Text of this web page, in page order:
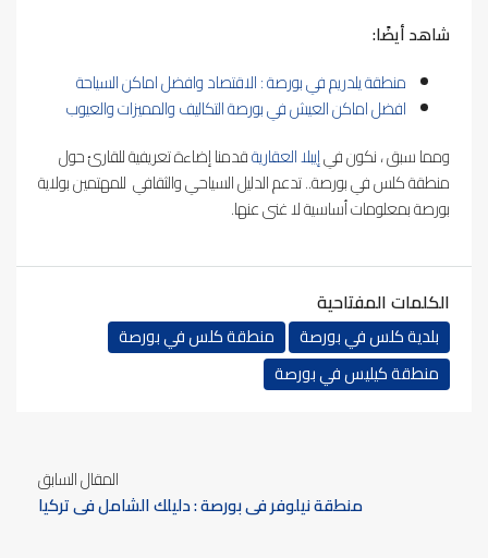
شاهد أيضًا:
منطقة يلدريم في بورصة : الاقتصاد وافضل اماكن السياحة
افضل اماكن العيش في بورصة التكاليف والمميزات والعيوب
ومما سبق ، نكون فيإيبلا العقاريةقدمنا إضاءة تعريفية للقارئ حول
منطقة كلس في بورصة.. تدعم الدليل السياحي والثقافي للمهتمين بولاية
بورصة بمعلومات أساسية لا غنى عنها.
الكلمات المفتاحية
بلدية كلس في بورصة
منطقة كلس في بورصة
منطقة كيليس في بورصة
المقال السابق
منطقة نيلوفر في بورصة : دليلك الشامل في تركيا